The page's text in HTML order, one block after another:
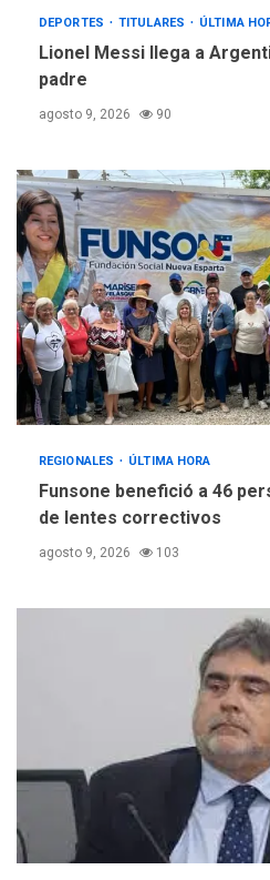
DEPORTES TITULARES ÚLTIMA
Lionel Messi llega a
padre
agosto 9, 2026 90
REGIONALES ÚLTIMA HORA
Funsone benefició a 46
de lentes correctivos
agosto 9, 2026 103